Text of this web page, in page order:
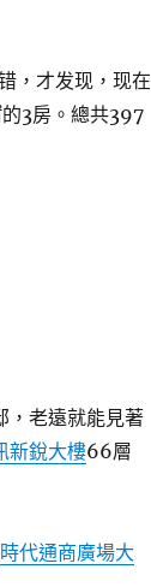
，才发现，现在
3房。總共397
，老遠就能見著
新銳大樓66層
時代通商廣場大